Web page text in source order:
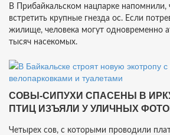
В Прибайкальском нацпарке
встретить крупные гнезда ос. Если
жилище, человека могут одновременно
тысяч насекомых.
СОВЫ-СИПУХИ СПАСЕНЫ В
ПТИЦ ИЗЪЯЛИ У УЛИЧНЫХ
Четырех сов, с которыми проводили